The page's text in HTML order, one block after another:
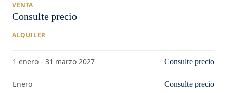
VENTA
Consulte precio
ALQUILER
1 enero - 31 marzo 2027 Consulte precio
Enero Consulte precio